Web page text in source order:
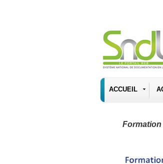
ACCUEIL
Formation